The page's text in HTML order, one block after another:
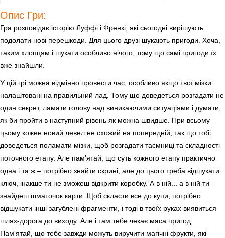
Опис Гри:
Гра розповідає історію Луффі і Френкі, які сьогодні вирішують
подолати нові перешкоди. Для цього друзі шукають пригоди. Хоча,
таким хлопцям і шукати особливо нічого, тому що самі пригоди їх
вже знайшли.
У цій грі можна відмінно провести час, особливо якщо твої мізки
налаштовані на правильний лад. Тому що доведеться розгадати не
один секрет, ламати голову над виникаючими ситуаціями і думати,
як би пройти в наступний рівень як можна швидше. При всьому
цьому кожен новий левел не схожий на попередній, так що тобі
доведеться поламати мізки, щоб розгадати таємниці та складності
поточного етапу. Але пам'ятай, що суть кожного етапу практично
одна і та ж – потрібно знайти скрині, але до цього треба відшукати
ключ, інакше ти не зможеш відкрити коробку. А в ній... а в ній ти
знайдеш шматочок карти. Щоб скласти все до купи, потрібно
відшукати інші загублені фрагменти, і тоді в твоїх руках виявиться
шлях-дорога до виходу. Але і там тебе чекає маса пригод.
Пам'ятай, що тебе завжди можуть виручити магічні фрукти, які